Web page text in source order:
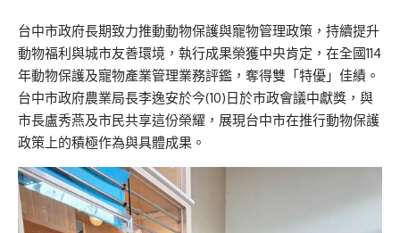
台中市政府長期致力推動動物保護與寵物管理政策，持續提升
動物福利與城市友善環境，執行成果榮獲中央肯定，在全國114
年動物保護及寵物產業管理業務評鑑，奪得雙「特優」佳績。
台中市政府農業局長李逸安於今(10)日於市政會議中獻獎，與
市長盧秀燕及市民共享這份榮耀，展現台中市在推行動物保護
政策上的積極作為與具體成果。